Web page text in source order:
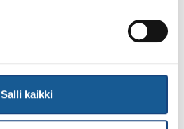
Salli kaikki